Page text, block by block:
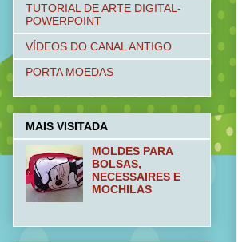
TUTORIAL DE ARTE DIGITAL-
POWERPOINT
VÍDEOS DO CANAL ANTIGO
PORTA MOEDAS
MAIS VISITADA
MOLDES PARA
BOLSAS,
NECESSAIRES E
MOCHILAS